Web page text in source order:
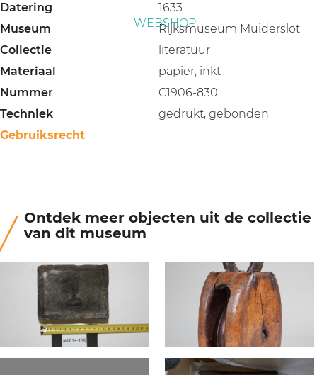
WEBSHOP
Datering
1633
Museum
Rijksmuseum Muiderslot
Collectie
literatuur
Materiaal
papier, inkt
Nummer
C1906-830
Techniek
gedrukt, gebonden
Gebruiksrecht
Ontdek meer objecten uit de collectie
van dit museum